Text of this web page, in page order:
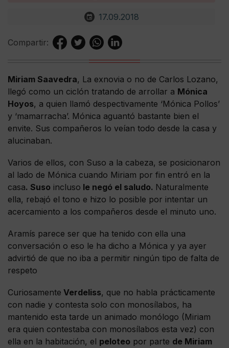
17.09.2018
Compartir:
Miriam Saavedra, La exnovia o no de Carlos Lozano,
llegó como un ciclón tratando de arrollar a Mónica
Hoyos, a quien llamó despectivamente ‘Mónica Pollos’
y ‘mamarracha’. Mónica aguantó bastante bien el
envite. Sus compañeros lo veían todo desde la casa y
alucinaban.
Varios de ellos, con Suso a la cabeza, se posicionaron
al lado de Mónica cuando Miriam por fin entró en la
casa. Suso incluso le negó el saludo. Naturalmente
ella, rebajó el tono e hizo lo posible por intentar un
acercamiento a los compañeros desde el minuto uno.
Aramís parece ser que ha tenido con ella una
conversación o eso le ha dicho a Mónica y ya ayer
advirtió de que no iba a permitir ningún tipo de falta de
respeto
Curiosamente Verdeliss, que no habla prácticamente
con nadie y contesta solo con monosílabos, ha
mantenido esta tarde un animado monólogo (Miriam
era quien contestaba con monosílabos esta vez) con
ella en la habitación, el peloteo por parte de Miriam